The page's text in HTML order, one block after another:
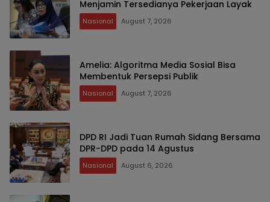
Menjamin Tersedianya Pekerjaan Layak
Nasional August 7, 2026
Amelia: Algoritma Media Sosial Bisa
Membentuk Persepsi Publik
Nasional August 7, 2026
DPD RI Jadi Tuan Rumah Sidang Bersama
DPR-DPD pada 14 Agustus
Nasional August 6, 2026